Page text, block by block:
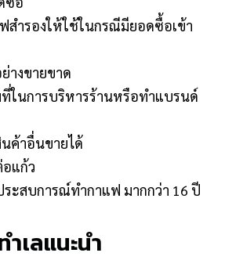
สำรองให้ใช้ในกรณีมียอดซื้อเข้า
างขายขาด
ในการบริหารร้านหรือทำแบรนด์
ค้าอื่นขายได้
อแก้ว
ะสบการณ์ทำกาแฟ มากกว่า 16 ปี
ำเลแนะนำ